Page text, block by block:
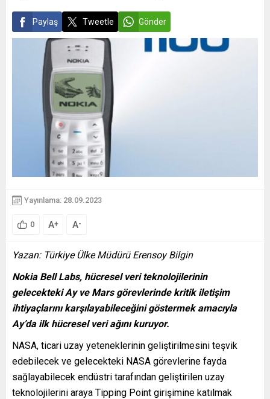
Paylaş Tweetle Gönder
Yayınlama: 28.09.2023
0 A+ A-
Yazan: Türkiye Ülke Müdürü Erensoy Bilgin
Nokia Bell Labs, hücresel veri teknolojilerinin
gelecekteki Ay ve Mars görevlerinde kritik iletişim
ihtiyaçlarını karşılayabileceğini göstermek amacıyla
Ay’da ilk hücresel veri ağını kuruyor.
NASA, ticari uzay yeteneklerinin geliştirilmesini teşvik
edebilecek ve gelecekteki NASA görevlerine fayda
sağlayabilecek endüstri tarafından geliştirilen uzay
teknolojilerini araya Tipping Point girişimine katılmak